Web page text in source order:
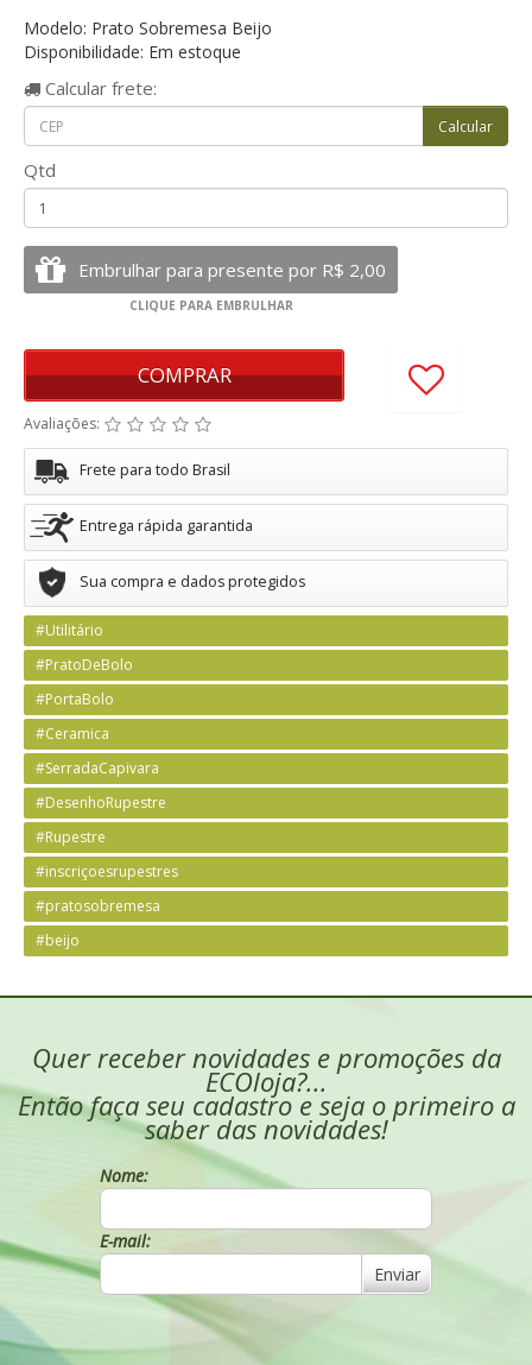
Modelo: Prato Sobremesa Beijo
Disponibilidade: Em estoque
Calcular frete:
Qtd
COMPRAR
Avaliações:
Frete para todo Brasil
Entrega rápida garantida
Sua compra e dados protegidos
#Utilitário
#PratoDeBolo
#PortaBolo
#Ceramica
#SerradaCapivara
#DesenhoRupestre
#Rupestre
#inscriçoesrupestres
#pratosobremesa
#beijo
Quer receber novidades e promoções da
ECOloja?...
Então faça seu cadastro e seja o primeiro a
saber das novidades!
Nome:
E-mail:
Enviar